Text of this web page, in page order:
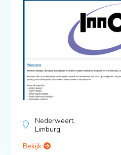
Nederweert,
Limburg
Bekijk